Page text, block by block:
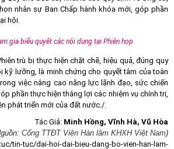
nhân sự Ban Chấp hành khóa mới, góp phần
hội.
gia biểu quyết các nội dung tại Phiên họp
trù bị thực hiện chặt chẽ, hiệu quả, đúng quy
kỹ lưỡng, là minh chứng cho quyết tâm của toàn
việc nâng cao năng lực lãnh đạo, sức chiến
phần thực hiện thắng lợi các nhiệm vụ chính trị,
phát triển mới của đất nước./.
Tác Giả: Minh Hồng, Vĩnh Hà, Vũ Hòa
Cổng TTĐT Viện Hàn lâm KHXH Việt Nam)
tin-tuc/dai-hoi-dai-bieu-dang-bo-vien-han-lam-